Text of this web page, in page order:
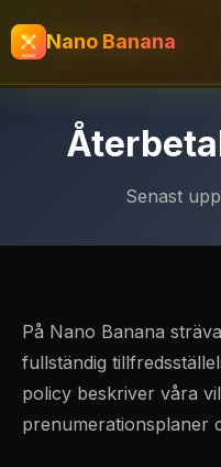
Nano Banana
Senast
På Nano Banana
fullständig
policy beskriver våra
prenumerationsplaner